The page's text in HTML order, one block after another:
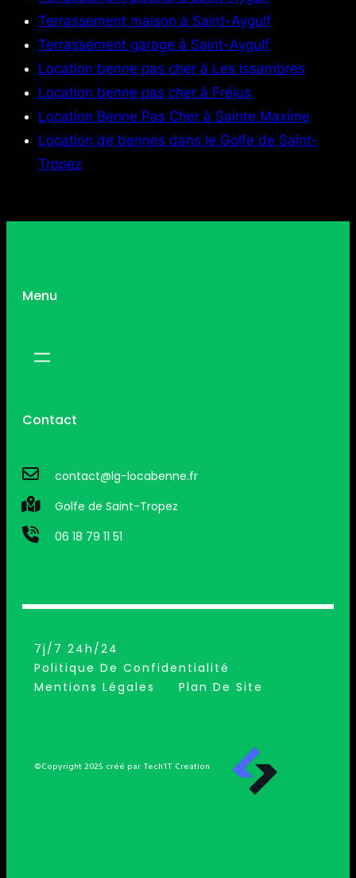
Terrassement maison à Saint-Aygulf
Terrassement garage à Saint-Aygulf
Location benne pas cher à Les Issambres
Location benne pas cher à Fréjus
Location Benne Pas Cher à Sainte Maxime
Location de bennes dans le Golfe de Saint-
Tropez
Menu
Contact
contact@lg-locabenne.fr
Golfe de Saint-Tropez
06 18 79 11 51
7j/7 24h/24
Politique De Confidentialité
Mentions Légales
Plan De Site
©Copyright 2025 créé par Tech’IT Creation